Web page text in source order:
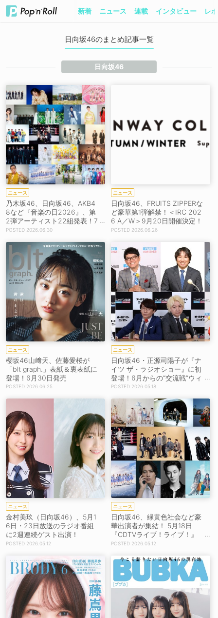
新着 ニュース 連載 インタビュー レ
日向坂46のまとめ記事一覧
日向坂46
ニュース
乃木坂46、日向坂46、AKB4
8など『音楽の日2026』、第
2弾アーティスト22組発表！7
月18日に8時間生放送
2026.06.30
ニュース
日向坂46、FRUITS ZIPPERな
ど豪華第1弾解禁！＜IRC 202
6 A／W＞9月20日開催決定！
2026.06.26
ニュース
櫻坂46山﨑天、佐藤愛桜が
「blt graph.」表紙＆裏表紙に
登場！6月30日発売
2026.06.25
ニュース
日向坂46・正源司陽子が『ナ
イツ ザ・ラジオショー』に初
登場！6月からの“交流戦”ウィ
ークに豪華ゲスト集結
2026.05.18
ニュース
金村美玖（日向坂46）、5月1
6日・23日放送のラジオ番組
に2週連続ゲスト出演！
2026.05.12
ニュース
日向坂46、緑黄色社会など豪
華出演者が集結！ 5月18日
『CDTVライブ！ライブ！』
生放送 2026.05.12